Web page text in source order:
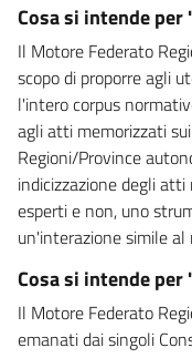
Cosa si intende
Il Motore Federato
scopo di proporre agli
l'intero corpus
agli atti memorizzati
Regioni/Province
indicizzazione degli
esperti e non, uno
un'interazione simile al
Cosa si intende
Il Motore Federato
emanati dai singoli